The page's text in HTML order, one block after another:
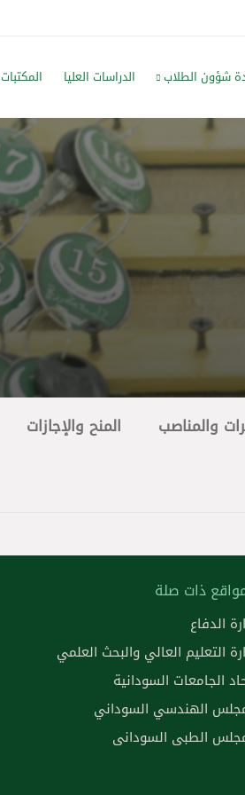
شؤون الطلاب الدراسات العليا المكتبات
والمناصب المنح والإجازات
ذات صلة
الدفاع
التعليم العالي والبحث العلمي
الجامعات السودانية
الهندسي السوداني
الطبى السودانى